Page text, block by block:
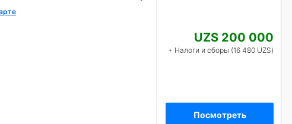
UZS 200 000
+ Налоги и сборы (16 480 UZS)
Посмотреть